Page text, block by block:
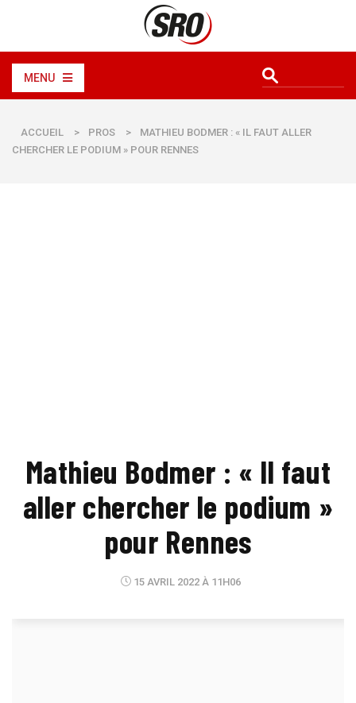
MENU
ACCUEIL > PROS >
MATHIEU BODMER : « IL FAUT ALLER
CHERCHER LE PODIUM » POUR RENNES
Mathieu Bodmer : « Il faut
aller chercher le podium »
pour Rennes
15 AVRIL 2022 À 11H06